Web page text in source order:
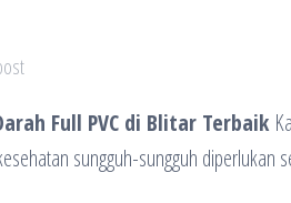
Full PVC di Blitar Terbaik
sungguh-sungguh diperlukan